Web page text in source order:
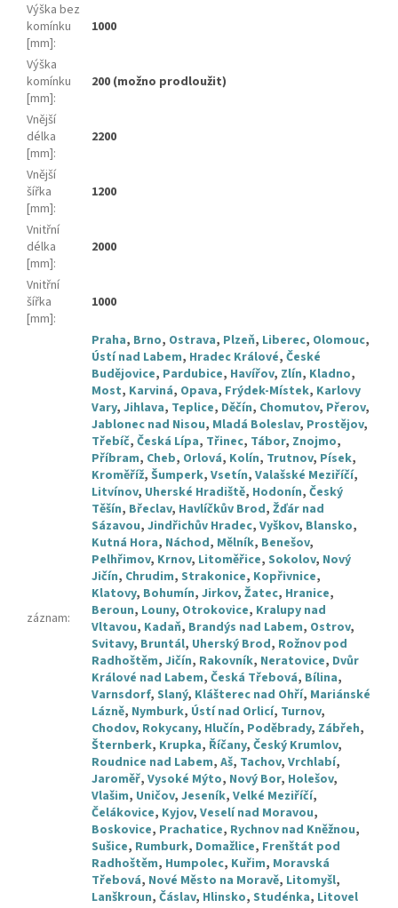
Výška bez
komínku
[mm]:
1000
Výška
komínku
[mm]:
200 (možno prodloužit)
Vnější
délka
[mm]:
2200
Vnější
šířka
[mm]:
1200
Vnitřní
délka
[mm]:
2000
Vnitřní
šířka
[mm]:
1000
záznam:
Praha, Brno, Ostrava, Plzeň, Liberec, Olomouc,
Ústí nad Labem, Hradec Králové, České
Budějovice, Pardubice, Havířov, Zlín, Kladno,
Most, Karviná, Opava, Frýdek-Místek, Karlovy
Vary, Jihlava, Teplice, Děčín, Chomutov, Přerov,
Jablonec nad Nisou, Mladá Boleslav, Prostějov,
Třebíč, Česká Lípa, Třinec, Tábor, Znojmo,
Příbram, Cheb, Orlová, Kolín, Trutnov, Písek,
Kroměříž, Šumperk, Vsetín, Valašské Meziříčí,
Litvínov, Uherské Hradiště, Hodonín, Český
Těšín, Břeclav, Havlíčkův Brod, Žďár nad
Sázavou, Jindřichův Hradec, Vyškov, Blansko,
Kutná Hora, Náchod, Mělník, Benešov,
Pelhřimov, Krnov, Litoměřice, Sokolov, Nový
Jičín, Chrudim, Strakonice, Kopřivnice,
Klatovy, Bohumín, Jirkov, Žatec, Hranice,
Beroun, Louny, Otrokovice, Kralupy nad
Vltavou, Kadaň, Brandýs nad Labem, Ostrov,
Svitavy, Bruntál, Uherský Brod, Rožnov pod
Radhoštěm, Jičín, Rakovník, Neratovice, Dvůr
Králové nad Labem, Česká Třebová, Bílina,
Varnsdorf, Slaný, Klášterec nad Ohří, Mariánské
Lázně, Nymburk, Ústí nad Orlicí, Turnov,
Chodov, Rokycany, Hlučín, Poděbrady, Zábřeh,
Šternberk, Krupka, Říčany, Český Krumlov,
Roudnice nad Labem, Aš, Tachov, Vrchlabí,
Jaroměř, Vysoké Mýto, Nový Bor, Holešov,
Vlašim, Uničov, Jeseník, Velké Meziříčí,
Čelákovice, Kyjov, Veselí nad Moravou,
Boskovice, Prachatice, Rychnov nad Kněžnou,
Sušice, Rumburk, Domažlice, Frenštát pod
Radhoštěm, Humpolec, Kuřim, Moravská
Třebová, Nové Město na Moravě, Litomyšl,
Lanškroun, Čáslav, Hlinsko, Studénka, Litovel